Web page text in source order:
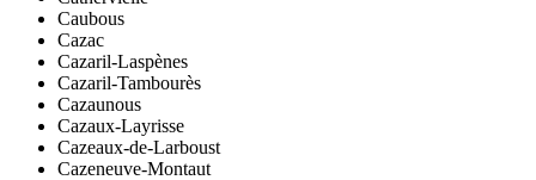
Caubous
Cazac
Cazaril-Laspènes
Cazaril-Tambourès
Cazaunous
Cazaux-Layrisse
Cazeaux-de-Larboust
Cazeneuve-Montaut